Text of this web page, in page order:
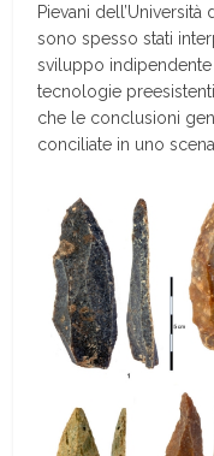
Pievani
sono spesso stati
sviluppo
tecnologie
che le conclusioni
conciliate in uno